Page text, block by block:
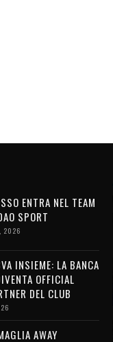
ENTRA NEL TEAM
SPORT
2026
INSIEME: LA BANCA
OFFICIAL
DEL CLUB
AWAY